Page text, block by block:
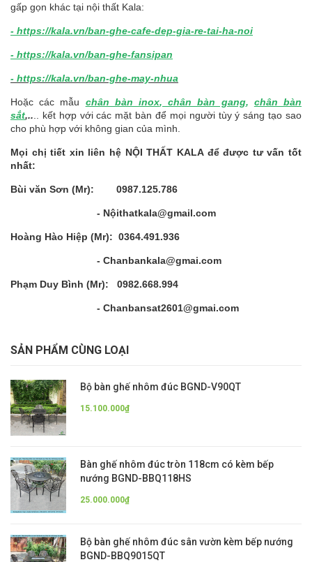
gấp gọn khác tại nội thất Kala:
- https://kala.vn/ban-ghe-cafe-dep-gia-re-tai-ha-noi
- https://kala.vn/ban-ghe-fansipan
- https://kala.vn/ban-ghe-may-nhua
Hoặc các mẫu chân bàn inox, chân bàn gang, chân bàn
sắt,.. .. kết hợp với các mặt bàn để mọi người tùy ý sáng tạo sao
cho phù hợp với không gian của mình.
Mọi chị tiết xin liên hệ NỘI THẤT KALA để được tư vấn tốt
nhất:
Bùi văn Sơn (Mr): 0987.125.786
- Nộithatkala@gmail.com
Hoàng Hào Hiệp (Mr): 0364.491.936
- Chanbankala@gmai.com
Phạm Duy Bình (Mr): 0982.668.994
- Chanbansat2601@gmai.com
SẢN PHẨM CÙNG LOẠI
Bộ bàn ghế nhôm đúc BGND-V90QT
15.100.000₫
Bàn ghế nhôm đúc tròn 118cm có kèm bếp
nướng BGND-BBQ118HS
25.000.000₫
Bộ bàn ghế nhôm đúc sân vườn kèm bếp nướng
BGND-BBQ9015QT